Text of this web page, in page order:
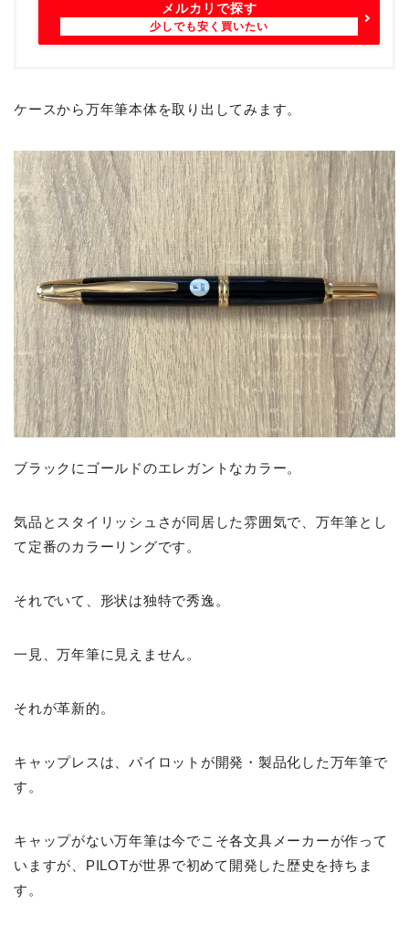
メルカリで探す
ケースから万年筆本体を取り出してみます。
ブラックにゴールドのエレガントなカラー。
気品とスタイリッシュさが同居した雰囲気で、万年筆とし
て定番のカラーリングです。
それでいて、形状は独特で秀逸。
一見、万年筆に見えません。
それが革新的。
キャップレスは、パイロットが開発・製品化した万年筆で
す。
キャップがない万年筆は今でこそ各文具メーカーが作って
いますが、PILOTが世界で初めて開発した歴史を持ちま
す。